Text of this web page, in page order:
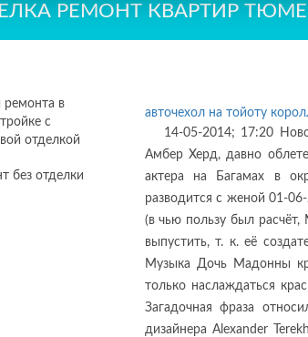
РЕМОНТ КВАРТИР
ремонта в
с
отделкой
без отделки
авточехол на тойоту
14-05-2014; 17:20
Амбер Херд, давно
актера на Багамах в
разводится с женой 01-
(в чью пользу был
выпустить, т. к. её
Музыка Дочь Мадонны
только наслаждаться
Загадочная фраза
дизайнера Alexander